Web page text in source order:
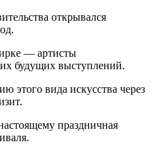
открывался
— артисты
будущих выступлений.
этого вида искусства через
праздничная